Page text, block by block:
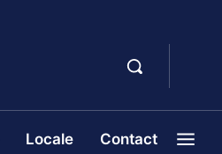
Locale Contact